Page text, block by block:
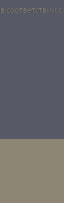
в соответствии с